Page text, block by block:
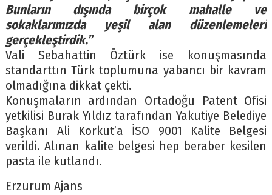
Bunların dışında birçok mahalle ve
sokaklarımızda yeşil alan düzenlemeleri
gerçekleştirdik.”
Vali Sebahattin Öztürk ise konuşmasında
standarttın Türk toplumuna yabancı bir kavram
olmadığına dikkat çekti.
Konuşmaların ardından Ortadoğu Patent Ofisi
yetkilisi Burak Yıldız tarafından Yakutiye Belediye
Başkanı Ali Korkut’a İSO 9001 Kalite Belgesi
verildi. Alınan kalite belgesi hep beraber kesilen
pasta ile kutlandı.
Erzurum Ajans